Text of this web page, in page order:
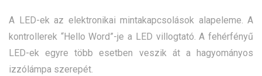
A LED-ek az elektronikai mintakapcsolások alapeleme. A
kontrollerek “Hello Word”-je a LED villogtató. A fehérfényű
LED-ek egyre több esetben veszik át a hagyományos
izzólámpa szerepét.